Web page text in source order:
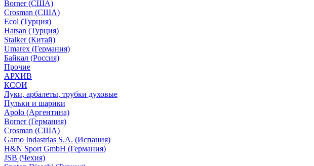
Borner (США)
Crosman (США)
Ecol (Турция)
Hatsan (Турция)
Stalker (Китай)
Umarex (Германия)
Байкал (Россия)
Прочие
АРХИВ
КСОИ
Луки, арбалеты, трубки духовые
Пульки и шарики
Apolo (Аргентина)
Borner (Германия)
Crosman (США)
Gamo Indastrias S.A. (Испания)
H&N Sport GmbH (Германия)
JSB (Чехия)